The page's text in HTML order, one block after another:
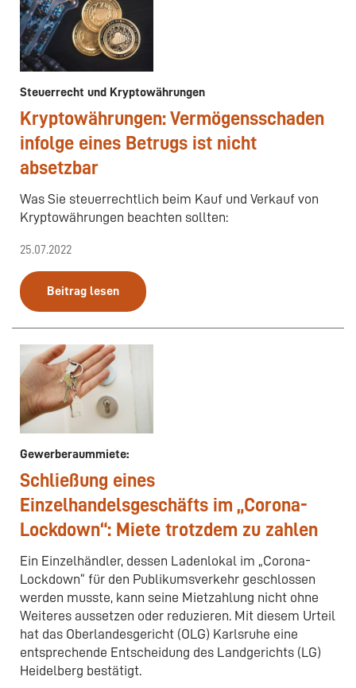
Steuerrecht und Kryptowährungen
Kryptowährungen: Vermögensschaden
infolge eines Betrugs ist nicht
absetzbar
Was Sie steuerrechtlich beim Kauf und Verkauf von
Kryptowährungen beachten sollten:
25.07.2022
Beitrag lesen
Gewerberaummiete:
Schließung eines
Einzelhandelsgeschäfts im „Corona-
Lockdown“: Miete trotzdem zu zahlen
Ein Einzelhändler, dessen Ladenlokal im „Corona-
Lockdown“ für den Publikumsverkehr geschlossen
werden musste, kann seine Mietzahlung nicht ohne
Weiteres aussetzen oder reduzieren. Mit diesem Urteil
hat das Oberlandesgericht (OLG) Karlsruhe eine
entsprechende Entscheidung des Landgerichts (LG)
Heidelberg bestätigt.